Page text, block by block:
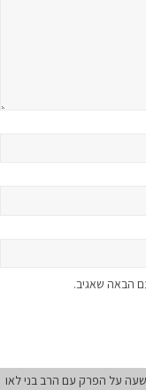
הבאה שאגיב.
על הפרק עם הרב בני לאו